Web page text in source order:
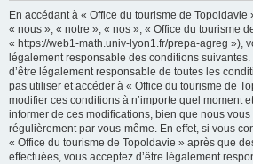
En accédant à « Office du tourisme de
« nous », « notre », « nos », « Office du tourisme
« https://web1-math.univ-lyon1.fr/prepa-agreg »),
légalement responsable des conditions suivantes.
d’être légalement responsable de toutes les
pas utiliser et accéder à « Office du tourisme de
modifier ces conditions à n’importe quel moment
informer de ces modifications, bien que nous
régulièrement par vous-même. En effet, si vous
« Office du tourisme de Topoldavie » après que
effectuées, vous acceptez d’être légalement